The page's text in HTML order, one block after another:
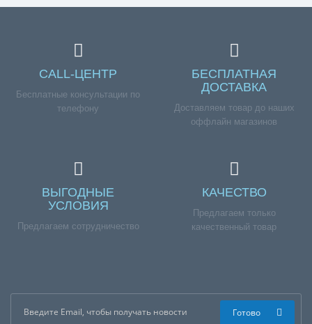
заказа, обращайтесь к нашим менеджерам по номеру
CALL-ЦЕНТР
Бесплатные консультации по
телефону
БЕСПЛАТНАЯ
ДОСТАВКА
Доставляем товар до наших
оффлайн магазинов
ВЫГОДНЫЕ
УСЛОВИЯ
Предлагаем сотрудничество
КАЧЕСТВО
Предлагаем только
качественный товар
Готово